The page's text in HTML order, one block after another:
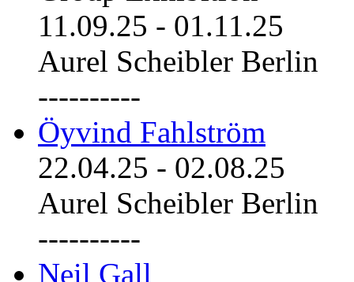
11.09.25 - 01.11.25
Aurel Scheibler Berlin
----------
Öyvind Fahlström
22.04.25 - 02.08.25
Aurel Scheibler Berlin
----------
Neil Gall